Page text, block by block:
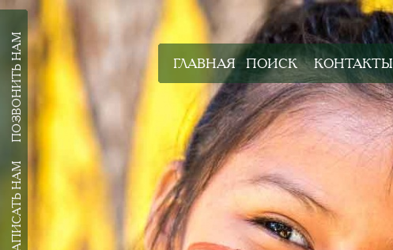
ГЛАВНАЯ ПОИСК КОНТАКТЫ
ПОЗВОНИТЬ НАМ
НАПИСАТЬ НАМ